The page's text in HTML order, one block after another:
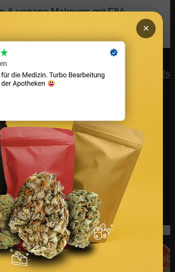
& vegane Makeups mitFIV:
|Lukinski Immobilien
CM Models
werden auf CannaZen:
×